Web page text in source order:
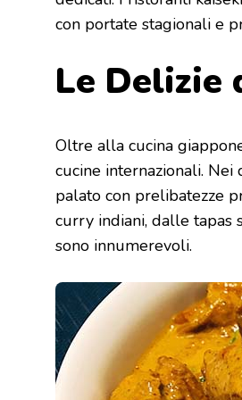
con portate stagionali e
Le Delizie
Oltre alla cucina
cucine internazionali.
palato con prelibatezze
curry indiani, dalle tapas
sono innumerevoli.